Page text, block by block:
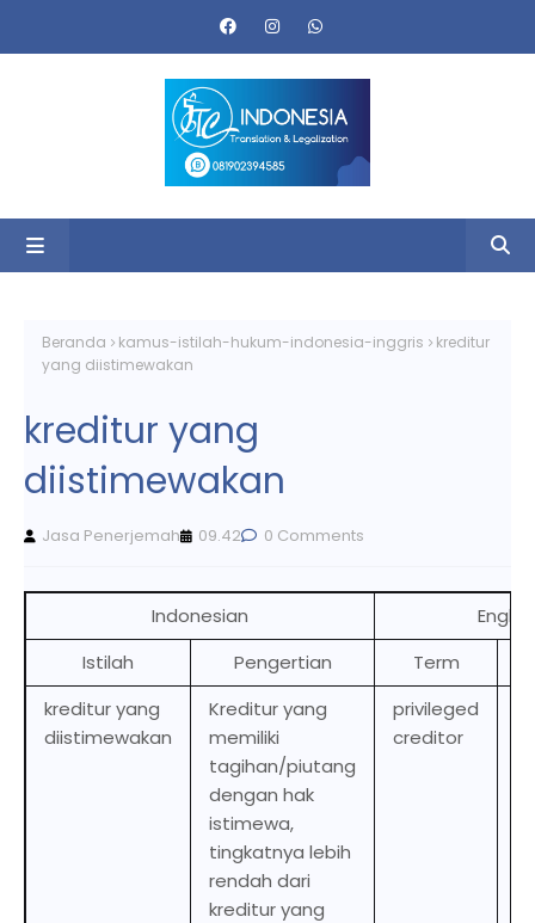
Beranda kamus-istilah-hukum-indonesia-inggris
kreditur
yang diistimewakan
kreditur yang
diistimewakan
Jasa Penerjemah 09.42 0 Comments
Indonesian
English
Istilah
Pengertian Term
kreditur yang
diistimewakan
Kreditur yang
memiliki
tagihan/piutang
dengan hak
istimewa,
tingkatnya lebih
rendah dari
kreditur yang
privileged
creditor